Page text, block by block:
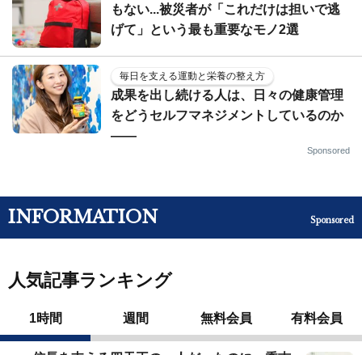
もない...被災者が「これだけは担いで逃
げて」という最も重要なモノ2選
毎日を支える運動と栄養の整え方
成果を出し続ける人は、日々の健康管理
をどうセルフマネジメントしているのか
——
Sponsored
INFORMATION Sponsored
人気記事ランキング
1時間 週間 無料会員 有料会員